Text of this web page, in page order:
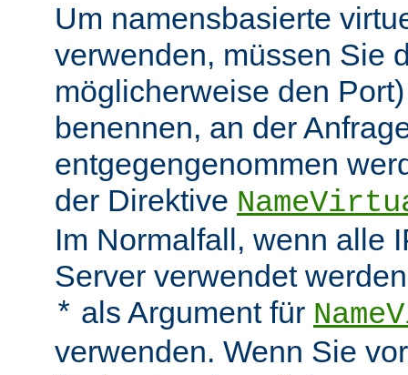
Um namensbasierte
verwenden, müssen Sie
möglicherweise den
benennen, an der
entgegengenommen
der Direktive
Im Normalfall, wenn alle
Server verwendet
* als Argument für
verwenden. Wenn Sie